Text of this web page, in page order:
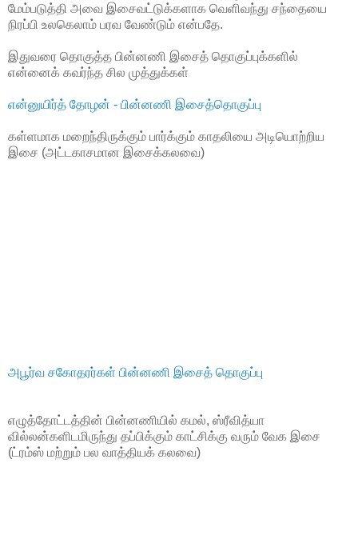
மேம்படுத்தி அவை இசைவட்டுக்களாக வெளிவந்து சந்தையை
நிரப்பி உலகெலாம் பரவ வேண்டும் என்பதே.
இதுவரை தொகுத்த பின்னணி இசைத் தொகுப்புக்களில்
என்னைக் கவர்ந்த சில முத்துக்கள்
என்னுயிர்த் தோழன் - பின்னணி இசைத்தொகுப்பு
கள்ளமாக மறைந்திருக்கும் பார்க்கும் காதலியை அடியொற்றிய
இசை (அட்டகாசமான இசைக்கலவை)
அபூர்வ சகோதரர்கள் பின்னணி இசைத் தொகுப்பு
எழுத்தோட்டத்தின் பின்னணியில் கமல், ஸ்ரீவித்யா
வில்லன்களிடமிருந்து தப்பிக்கும் காட்சிக்கு வரும் வேக இசை
(ட்ரம்ஸ் மற்றும் பல வாத்தியக் கலவை)